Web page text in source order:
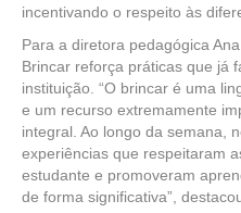
incentivando o respeito às
Para a diretora pedagógica
Brincar reforça práticas que já
instituição. “O brincar é uma
e um recurso extremamente
integral. Ao longo da semana,
experiências que respeitaram
estudante e promoveram
de forma significativa”,